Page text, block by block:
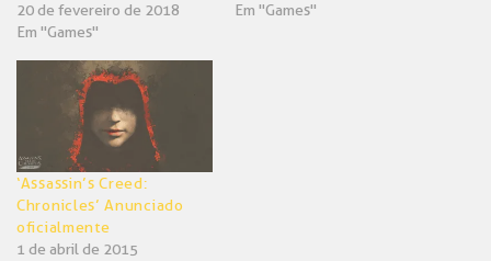
20 de fevereiro de 2018
Em "Games"
Em "Games"
‘Assassin’s Creed:
Chronicles’ Anunciado
oficialmente
1 de abril de 2015